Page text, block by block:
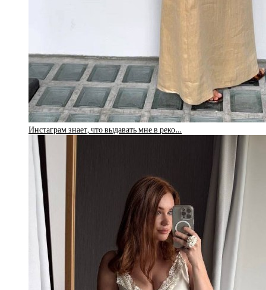
Инстаграм знает, что выдавать мне в реко…